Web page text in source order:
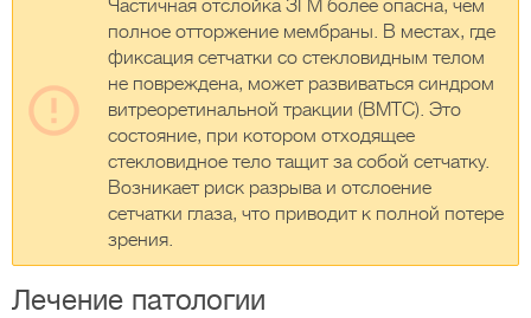
Частичная отслойка ЗГМ более опасна, чем
полное отторжение мембраны. В местах, где
фиксация сетчатки со стекловидным телом
не повреждена, может развиваться синдром
витреоретинальной тракции (ВМТС). Это
состояние, при котором отходящее
стекловидное тело тащит за собой сетчатку.
Возникает риск разрыва и отслоение
сетчатки глаза, что приводит к полной потере
зрения.
Лечение патологии